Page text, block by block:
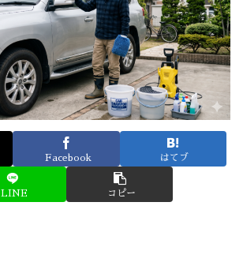
Facebook はてブ
LINE コピー